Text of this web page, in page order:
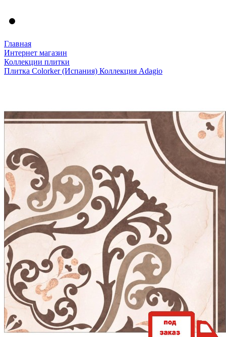
Главная
Интернет магазин
Коллекции плитки
Плитка Colorker (Испания) Коллекция Adagio